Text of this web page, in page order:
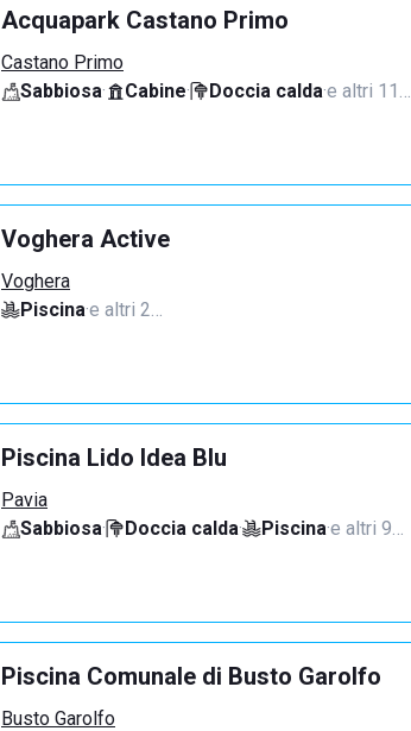
Acquapark Castano Primo
Castano Primo
Sabbiosa· Cabine· Doccia calda·e altri 11…
Voghera Active
Voghera
Piscina·e altri 2…
Piscina Lido Idea Blu
Pavia
Sabbiosa· Doccia calda· Piscina·e altri 9…
Piscina Comunale di Busto Garolfo
Busto Garolfo